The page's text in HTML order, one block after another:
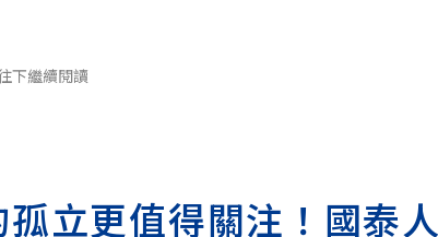
下繼續閱讀
立更值得關注！國泰人